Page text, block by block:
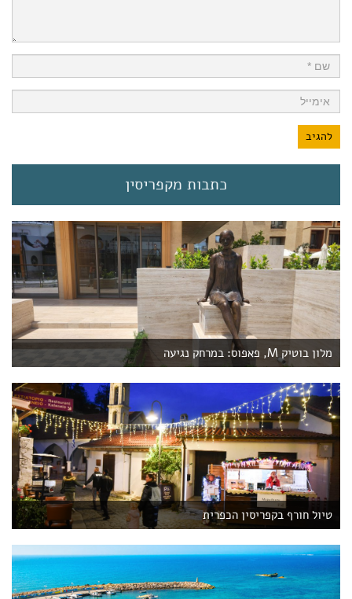
כתבות מקפריסין
מלון בוטיק M, פאפוס: במרחק נגיעה
טיול חורף בקפריסין הכפרית